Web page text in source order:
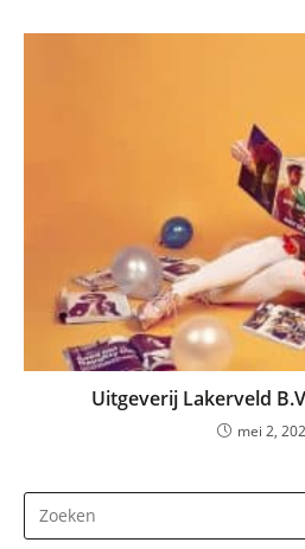
Uitgeverij Lakerveld
mei 2,